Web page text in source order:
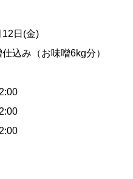
日(金)
込み（お味噌6kg分）